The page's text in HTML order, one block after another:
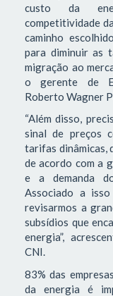
custo da
competitividade
caminho
para diminuir as
migração ao
o gerente de
Roberto Wagner
“Além disso,
sinal de preços
tarifas dinâmicas,
de acordo com a
e a demanda
Associado a
revisarmos a
subsídios que
energia”,
CNI.
83% das
da energia é